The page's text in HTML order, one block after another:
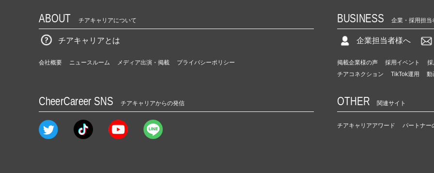
ABOUT チアキャリアについて
チアキャリアとは
会社概要 ニュースルーム メディア出演・掲載 プライバシーポリシー
BUSINESS 企業・採用担当
企業担当者様へ
掲載企業様の声 採用イベント
チアコネクション
TikTok運用 動
CheerCareer SNS チアキャリアからの発信 OTHER 関連サイト
チアキャリアアワード パートナー